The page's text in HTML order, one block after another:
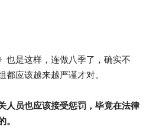
也是这样，连做八季了，确实不
都应该越来越严谨才对。
人员也应该接受惩罚，毕竟在法律
。